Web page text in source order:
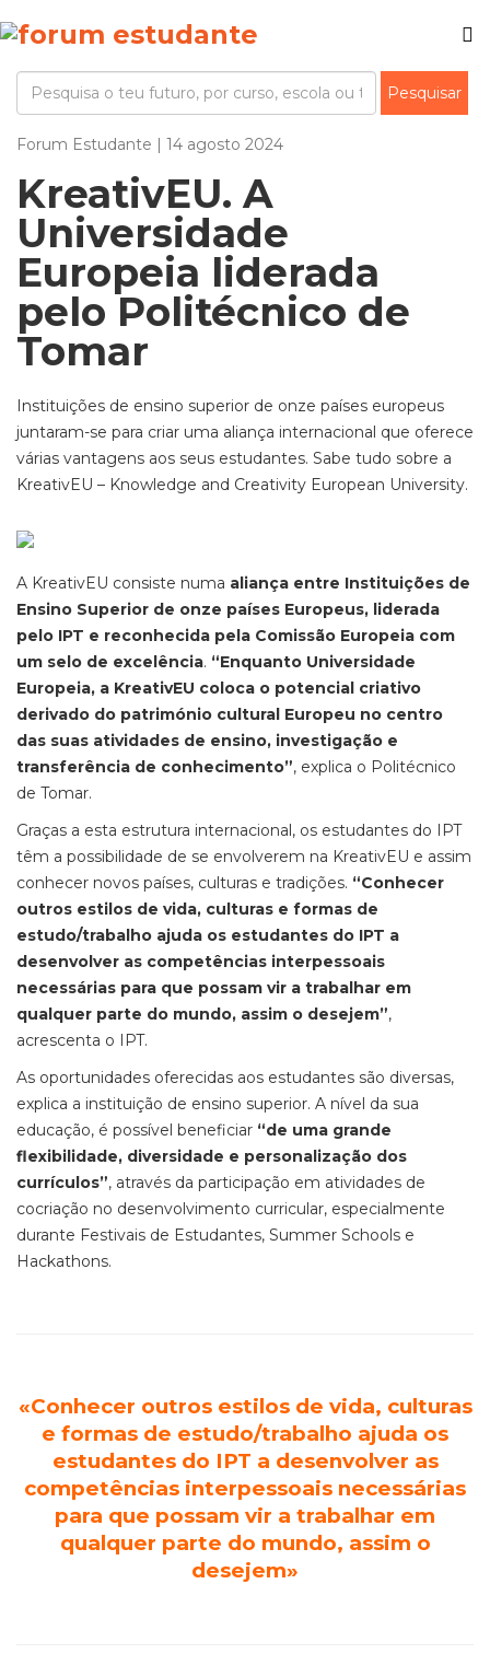
Forum Estudante | 14 agosto 2024
KreativEU. A
Universidade
Europeia liderada
pelo Politécnico de
Tomar
Instituições de ensino superior de onze países europeus
juntaram-se para criar uma aliança internacional que oferece
várias vantagens aos seus estudantes. Sabe tudo sobre a
KreativEU – Knowledge and Creativity European University.
A KreativEU consiste numa aliança entre Instituições de
Ensino Superior de onze países Europeus, liderada
pelo IPT e reconhecida pela Comissão Europeia com
um selo de excelência. “Enquanto Universidade
Europeia, a KreativEU coloca o potencial criativo
derivado do património cultural Europeu no centro
das suas atividades de ensino, investigação e
transferência de conhecimento”, explica o Politécnico
de Tomar.
Graças a esta estrutura internacional, os estudantes do IPT
têm a possibilidade de se envolverem na KreativEU e assim
conhecer novos países, culturas e tradições. “Conhecer
outros estilos de vida, culturas e formas de
estudo/trabalho ajuda os estudantes do IPT a
desenvolver as competências interpessoais
necessárias para que possam vir a trabalhar em
qualquer parte do mundo, assim o desejem”,
acrescenta o IPT.
As oportunidades oferecidas aos estudantes são diversas,
explica a instituição de ensino superior. A nível da sua
educação, é possível beneficiar “de uma grande
flexibilidade, diversidade e personalização dos
currículos”, através da participação em atividades de
cocriação no desenvolvimento curricular, especialmente
durante Festivais de Estudantes, Summer Schools e
Hackathons.
«Conhecer outros estilos de vida, culturas
e formas de estudo/trabalho ajuda os
estudantes do IPT a desenvolver as
competências interpessoais necessárias
para que possam vir a trabalhar em
qualquer parte do mundo, assim o
desejem»